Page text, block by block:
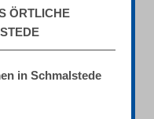
ÖRTLICHE
in Schmalstede